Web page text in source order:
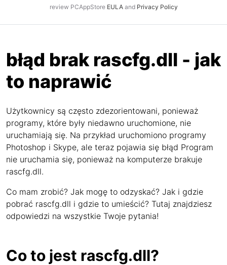
review PCAppStore EULAand Privacy Policy
błąd brak rascfg.dll - jak
to naprawić
Użytkownicy są często zdezorientowani, ponieważ
programy, które były niedawno uruchomione, nie
uruchamiają się. Na przykład uruchomiono programy
Photoshop i Skype, ale teraz pojawia się błąd Program
nie uruchamia się, ponieważ na komputerze brakuje
rascfg.dll.
Co mam zrobić? Jak mogę to odzyskać? Jak i gdzie
pobrać rascfg.dll i gdzie to umieścić? Tutaj znajdziesz
odpowiedzi na wszystkie Twoje pytania!
Co to jest rascfg.dll?